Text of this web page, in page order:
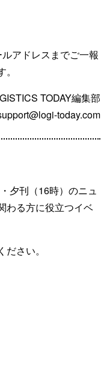
アドレスまでご一報
TODAY編集部
today.com
夕刊（16時）のニュ
わる方に役立つイベ
さい。